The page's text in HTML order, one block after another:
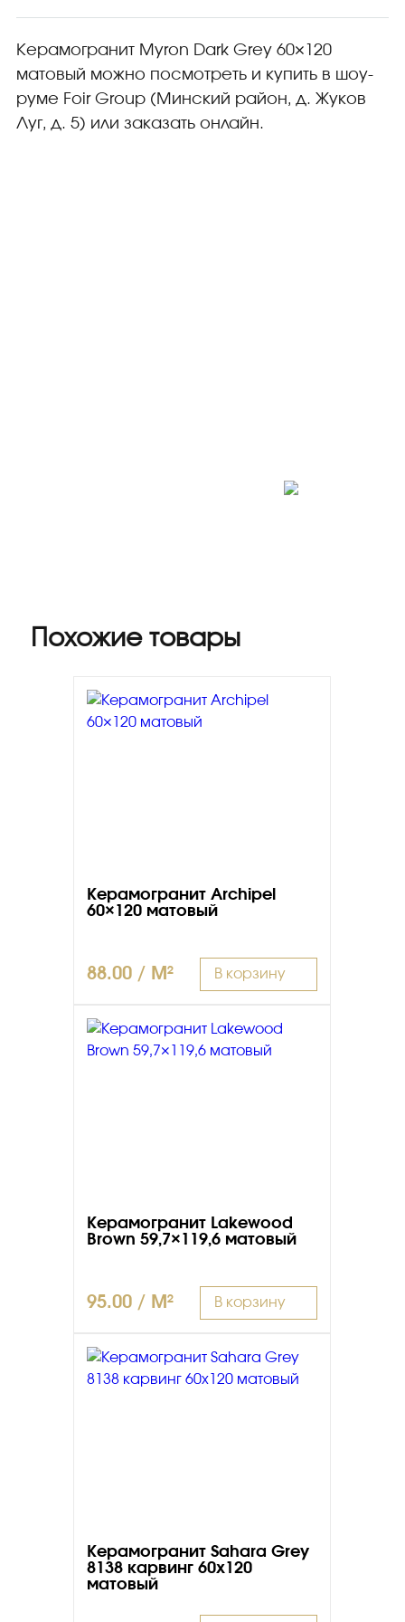
матовый
Керамогранит Myron Dark Grey 60×120
матовый можно посмотреть и купить в шоу-
руме Foir Group (Минский район, д. Жуков
Луг, д. 5) или заказать онлайн.
Похожие товары
Керамогранит Archipel
60×120 матовый
88.00 / M² В корзину
Керамогранит Lakewood
Brown 59,7×119,6 матовый
95.00 / M² В корзину
Керамогранит Sahara Grey
8138 карвинг 60х120
матовый
Плитка керамическая матовая